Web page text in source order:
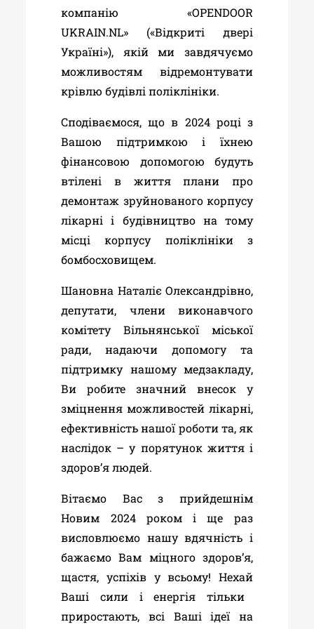
компанію «OPENDOOR
UKRAIN.NL» («Відкриті двері
Україні»), якій ми завдячуємо
можливостям відремонтувати
крівлю будівлі поліклініки.
Сподіваємося, що в 2024 році з
Вашою підтримкою і їхнею
фінансовою допомогою будуть
втілені в життя плани про
демонтаж зруйнованого корпусу
лікарні і будівництво на тому
місці корпусу поліклініки з
бомбосховищем.
Шановна Наталіє Олександрівно,
депутати, члени виконавчого
комітету Вільнянської міської
ради, надаючи допомогу та
підтримку нашому медзакладу,
Ви робите значний внесок у
зміцнення можливостей лікарні,
ефективність нашої роботи та, як
наслідок – у порятунок життя і
здоров’я людей.
Вітаємо Вас з прийдешнім
Новим 2024 роком іще раз
висловлюємо нашу вдячність і
бажаємо Вам міцного здоров’я,
щастя, успіхів у всьому! Нехай
Ваші сили і енергія тільки
приростають, всі Ваші ідеї на